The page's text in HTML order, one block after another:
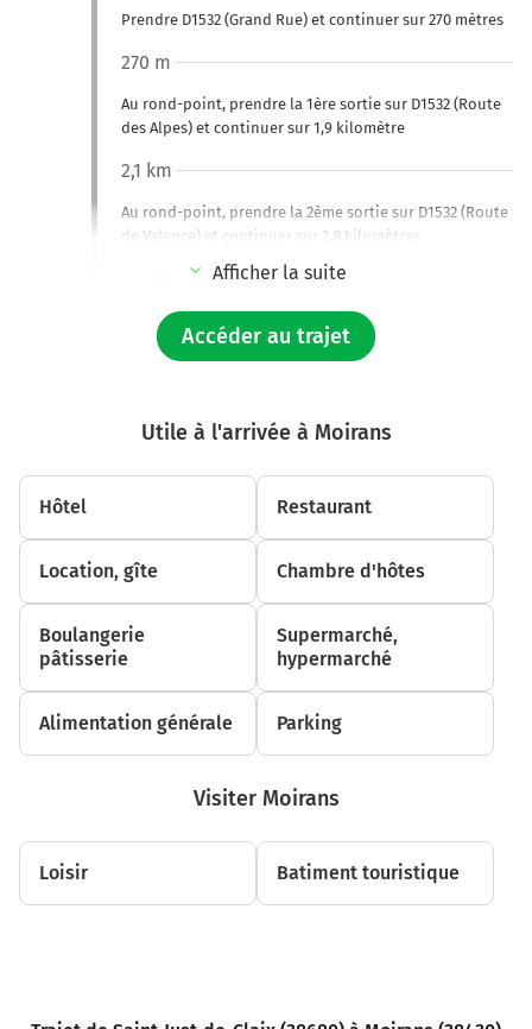
Prendre D1532 (Grand Rue) et continuer sur 270 mètres
Au rond-point, prendre la 1ère sortie sur D1532 (Route
des Alpes) et continuer sur 1,9 kilomètre
270 m
Au rond-point, prendre la 2ème sortie sur D1532 (Route
de Valence) et continuer sur 2,8 kilomètres
2,1 km
Au rond-point, prendre la 2ème sortie sur D1532 (Route
de Valence) et continuer sur 13 kilomètres
Tourner à gauche sur D22 et continuer sur 400 mètres
D22
Grenoble
D22
Tourner légèrement à gauche sur D22 (Montée de
Trellins) et continuer sur 1 kilomètre
D22
Grenoble
18,6 km
Afficher la suite
Accéder au trajet
Utile à l'arrivée à Moirans
Hôtel Restaurant
Location, gîte Chambre d'hôtes
Boulangerie
pâtisserie
Supermarché,
hypermarché
Alimentation générale Parking
Visiter Moirans
Loisir Batiment touristique